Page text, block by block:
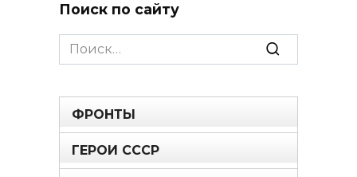
Поиск по сайту
Search
for:
ФРОНТЫ
ГЕРОИ СССР